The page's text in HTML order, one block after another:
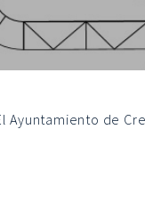
Ayuntamiento de